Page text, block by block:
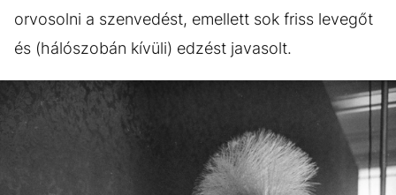
orvosolni a szenvedést, emellett sok friss levegőt
és (hálószobán kívüli) edzést javasolt.